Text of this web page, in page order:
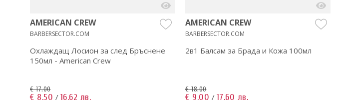
AMERICAN CREW
BARBERSECTOR.COM
Охлаждащ Лосион за след Бръснене
150мл - American Crew
€ 17.00
€ 8.50 / 16.62 лв.
AMERICAN CREW
BARBERSECTOR.COM
2в1 Балсам за Брада и Кожа 100мл
€ 18.00
€ 9.00 / 17.60 лв.